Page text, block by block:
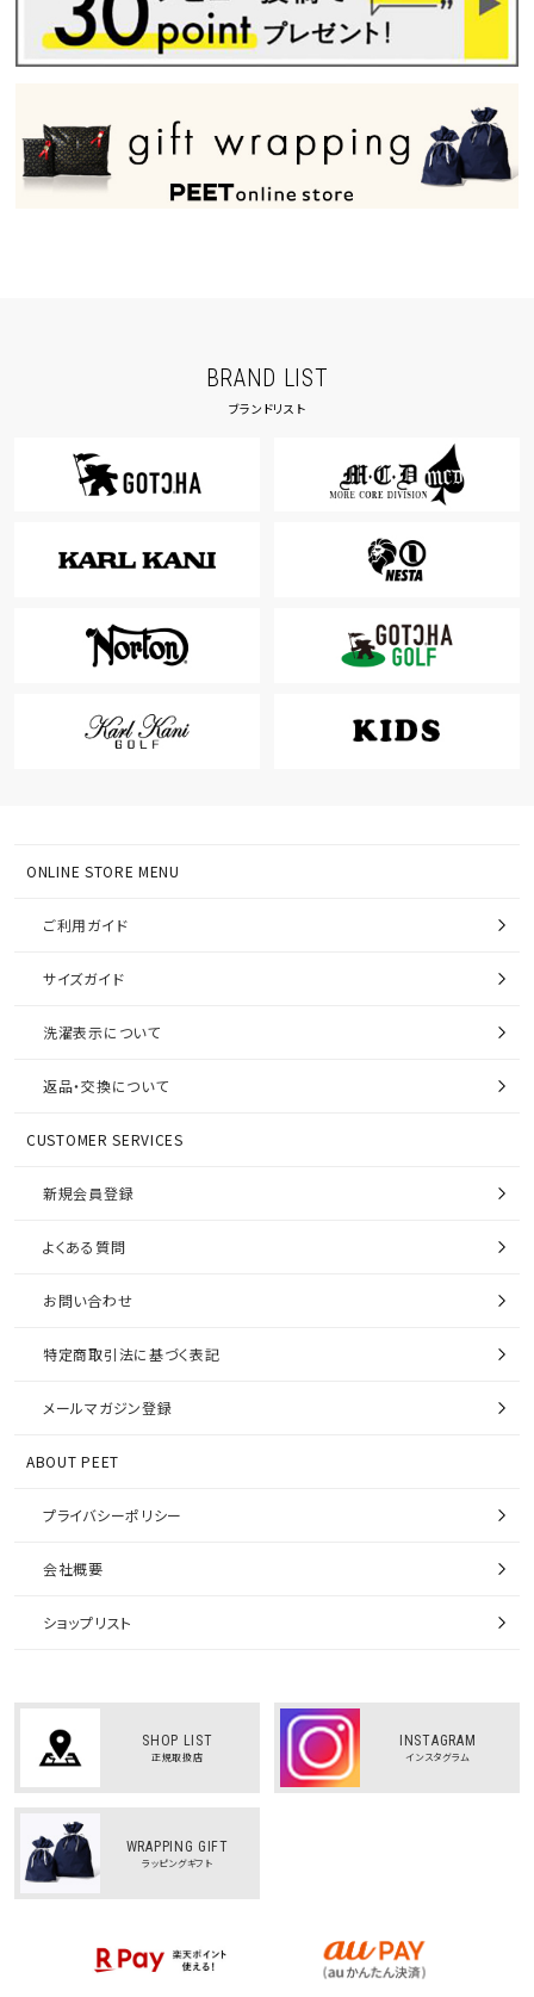
BRAND LIST
ブランドリスト
ONLINE STORE MENU
ご利用ガイド
サイズガイド
洗濯表示について
返品・交換について
CUSTOMER SERVICES
新規会員登録
よくある質問
お問い合わせ
特定商取引法に基づく表記
メールマガジン登録
ABOUT PEET
プライバシーポリシー
会社概要
ショップリスト
SHOP LIST
正規取扱店
INSTAGRAM
インスタグラム
WRAPPING GIFT
ラッピングギフト